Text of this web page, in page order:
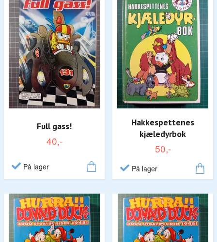
Full gass!
40,-
På lager
Hakkespettenes
kjæledyrbok
50,-
På lager